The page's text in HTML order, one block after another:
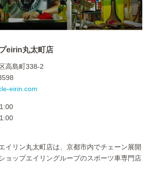
eirin丸太町店
高島町338-2
eirin.com
イリン丸太町店は、京都市内でチェーン展開
ョップエイリングループのスポーツ車専門店